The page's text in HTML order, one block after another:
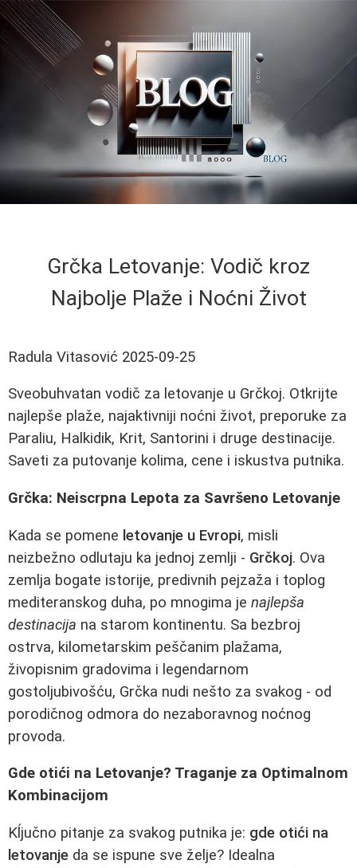
Grčka Letovanje: Vodič kroz
Najbolje Plaže i Noćni Život
Radula Vitasović 2025-09-25
Sveobuhvatan vodič za letovanje u Grčkoj. Otkrijte
najlepše plaže, najaktivniji noćni život, preporuke za
Paraliu, Halkidik, Krit, Santorini i druge destinacije.
Saveti za putovanje kolima, cene i iskustva putnika.
Grčka: Neiscrpna Lepota za Savršeno Letovanje
Kada se pomene letovanje u Evropi, misli
neizbežno odlutaju ka jednoj zemlji - Grčkoj. Ova
zemlja bogate istorije, predivnih pejzaža i toplog
mediteranskog duha, po mnogima je najlepša
destinacija na starom kontinentu. Sa bezbroj
ostrva, kilometarskim peščanim plažama,
živopisnim gradovima i legendarnom
gostoljubivošću, Grčka nudi nešto za svakog - od
porodičnog odmora do nezaboravnog noćnog
provoda.
Gde otići na Letovanje? Traganje za Optimalnom
Kombinacijom
Kĺjučno pitanje za svakog putnika je: gde otići na
letovanje da se ispune sve želje? Idealna